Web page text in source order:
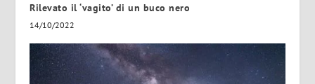
Rilevato il ‘vagito’ di un buco nero
14/10/2022